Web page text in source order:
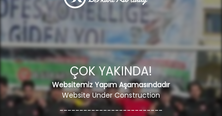
ÇOK YAKINDA!
Websitemiz Yapım Aşamasındadır
Website Under Construction
--------------------------